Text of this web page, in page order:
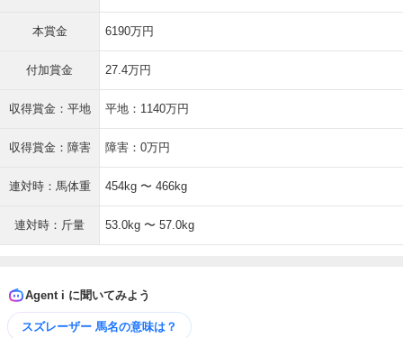
本賞金 6190万円
付加賞金 27.4万円
収得賞金：平地 平地：1140万円
収得賞金：障害 障害：0万円
連対時：馬体重 454kg 〜 466kg
連対時：斤量 53.0kg 〜 57.0kg
Agent i に聞いてみよう
スズレーザー 馬名の意味は？